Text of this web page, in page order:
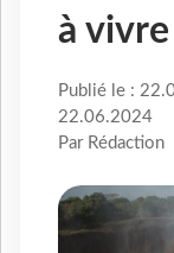
à
Publié le :
22.06.2024
Par Rédaction